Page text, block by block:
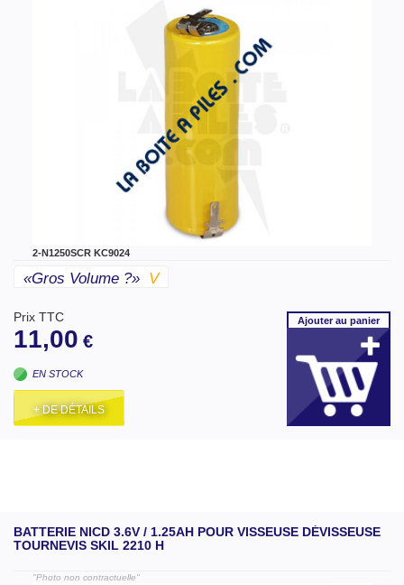
2-N1250SCR KC9024
«gros Volume ?» V
Prix TTC
11,00 €
EN STOCK
+ DE DÉTAILS
Ajouterau panier
BATTERIE NICD 3.6V / 1.25AH POUR VISSEUSE DÉVISSEUSE
TOURNEVIS SKIL 2210 H
"Photo non contractuelle"